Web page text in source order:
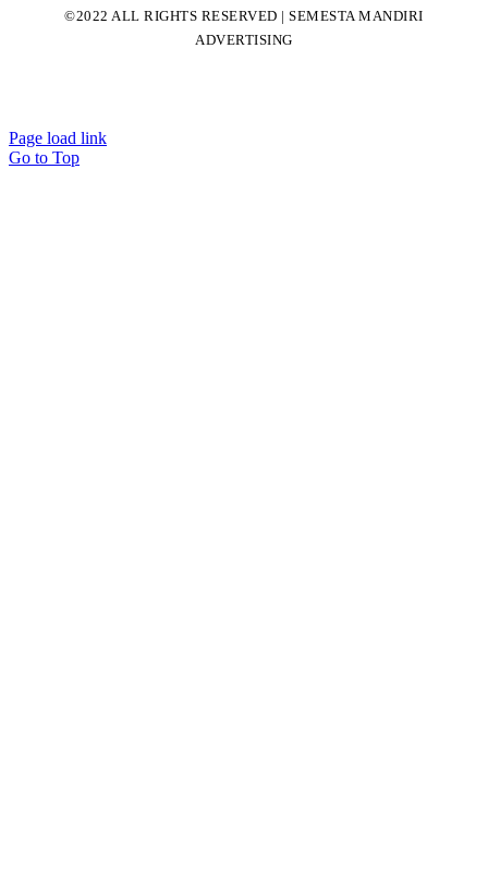
©2022 ALL RIGHTS RESERVED | SEMESTA MANDIRI
ADVERTISING
Page load link
Go to Top